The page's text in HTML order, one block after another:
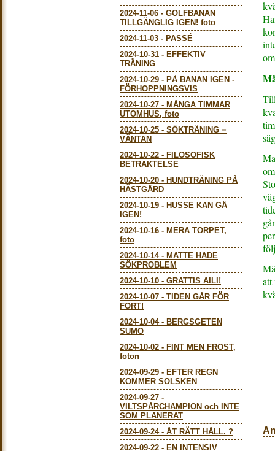
2024-11-06 - GOLFBANAN
TILLGÄNGLIG IGEN! foto
2024-11-03 - PASSÉ
2024-10-31 - EFFEKTIV
TRÄNING
2024-10-29 - PÅ BANAN IGEN -
FÖRHOPPNINGSVIS
2024-10-27 - MÅNGA TIMMAR
UTOMHUS, foto
2024-10-25 - SÖKTRÄNING =
VÄNTAN
2024-10-22 - FILOSOFISK
BETRAKTELSE
2024-10-20 - HUNDTRÄNING PÅ
HÄSTGÅRD
2024-10-19 - HUSSE KAN GÅ
IGEN!
2024-10-16 - MERA TORPET,
foto
2024-10-14- MATTE HADE
SÖKPROBLEM
2024-10-10 - GRATTIS AILI!
2024-10-07 - TIDEN GÅR FÖR
FORT!
2024-10-04- BERGSGETEN
SUMO
2024-10-02 - FINT MEN FROST,
foton
2024-09-29 - EFTER REGN
KOMMER SOLSKEN
2024-09-27 -
VILTSPÅRCHAMPION och INTE
SOM PLANERAT
2024-09-24- ÅT RÄTT HÅLL. ?
2024-09-22 - EN INTENSIV
att